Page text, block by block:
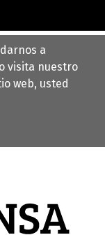
a
visita nuestro
web, usted